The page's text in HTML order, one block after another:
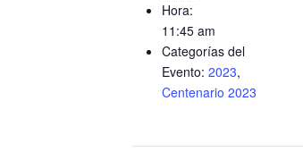
Hora:
11:45 am
Categorías del
Evento: 2023,
Centenario 2023